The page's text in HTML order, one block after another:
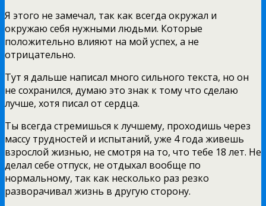
Я этого не замечал, так как всегда окружал и
окружаю себя нужными людьми. Которые
положительно влияют на мой успех, а не
отрицательно.
Тут я дальше написал много сильного текста, но он
не сохранился, думаю это знак к тому что сделаю
лучше, хотя писал от сердца.
Ты всегда стремишься к лучшему, проходишь через
массу трудностей и испытаний, уже 4 года живешь
взрослой жизнью, не смотря на то, что тебе 18 лет. Не
делал себе отпуск, не отдыхал вообще по
нормальному, так как несколько раз резко
разворачивал жизнь в другую сторону.